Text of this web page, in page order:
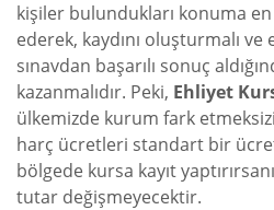
kişiler bulundukları konuma
ederek, kaydını oluşturmalı
sınavdan başarılı sonuç
kazanmalıdır. Peki, Ehliyet
ülkemizde kurum fark
harç ücretleri standart bir
bölgede kursa kayıt
tutar değişmeyecektir.